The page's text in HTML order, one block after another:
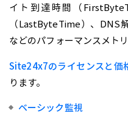
イト到達時間（
（LastByteTime）、DNS
などのパフォーマンスメト
Site24x7のライセンスと価
ります。
ベーシック監視